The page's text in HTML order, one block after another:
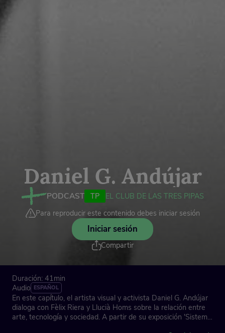
Daniel G. Andújar
PODCAST TP
EL CLUB DE LAS TRES PIPAS
Para reproducir este contenido debes iniciar sesión
Iniciar sesión
Compartir
Duración: 41min
Audio ESPAÑOL
En este capítulo, el artista visual y activista Daniel G. Andújar
dialoga con Fèlix Riera y Llucià Homs sobre la relación entre
arte, tecnología y sociedad. A partir de su exposición 'Sistema